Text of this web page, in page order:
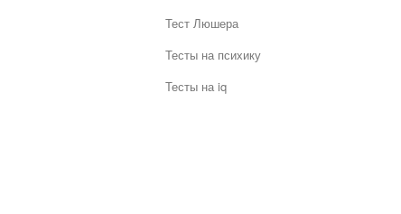
Тест Люшера
Тесты на психику
Тесты на iq